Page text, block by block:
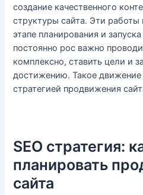
создание качественного
структуры сайта. Эти работы
этапе планирования и
постоянно рос важно
комплексно, ставить цели и
достижению. Такое движение
стратегией продвижения
SEO стратегия:
планировать
сайта